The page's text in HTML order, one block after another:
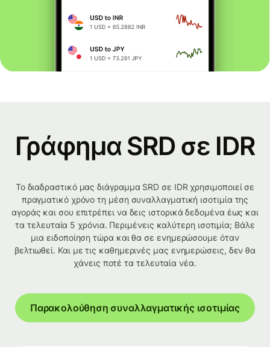
Γράφημα SRD σε IDR
Το διαδραστικό μας διάγραμμα SRD σε IDR χρησιμοποιεί σε
πραγματικό χρόνο τη μέση συναλλαγματική ισοτιμία της
αγοράς και σου επιτρέπει να δεις ιστορικά δεδομένα έως και
τα τελευταία 5 χρόνια. Περιμένεις καλύτερη ισοτιμία; Βάλε
μια ειδοποίηση τώρα και θα σε ενημερώσουμε όταν
βελτιωθεί. Και με τις καθημερινές μας ενημερώσεις, δεν θα
χάνεις ποτέ τα τελευταία νέα.
Παρακολούθηση συναλλαγματικής ισοτιμίας